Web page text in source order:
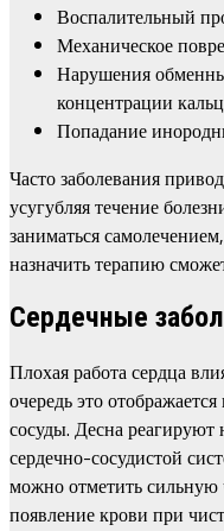
Воспалительный
Механическое
Нарушения
концентрации
Попадание
Часто заболевания
усугубляя течение
заниматься
назначить терапию
Сердечные
Плохая работа сердца
очередь это
сосуды. Десна
сердечно-сосудистой
можно отметить сильную
появление крови при